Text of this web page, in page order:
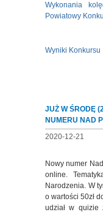
Wykonania
Powiatowy
Wyniki Konkursu
JUŻ W ŚRODĘ
NUMERU NAD
2020-12-21
Nowy numer
online.
Narodzenia. W
o wartości 50zł
udział w quizie